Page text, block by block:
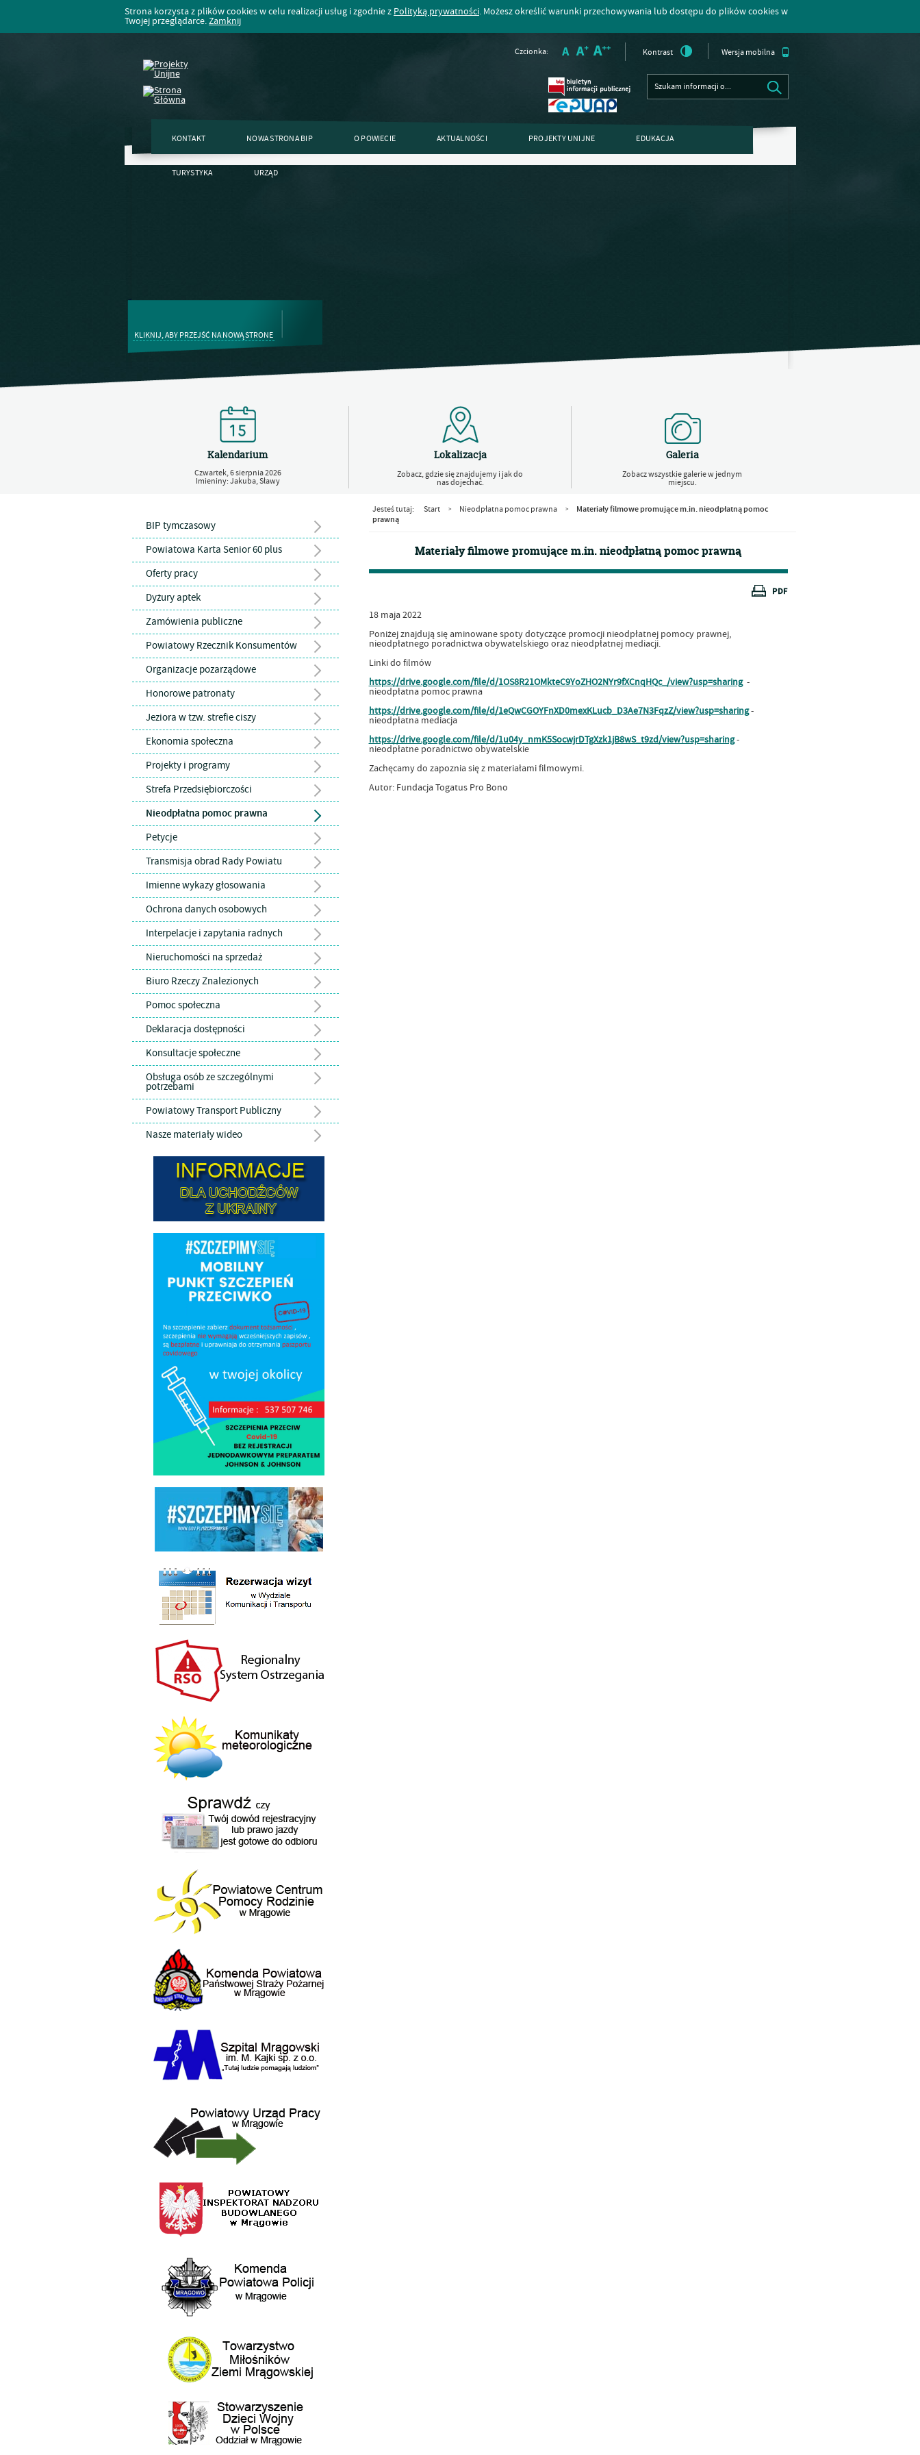
Strona korzysta z plików cookies w celu realizacji usług i zgodnie z Polityką prywatności. Możesz określić warunki przechowywania lub dostępu do plików cookies w
Twojej przeglądarce.Zamknij
Czcionka: Kontrast Wersja mobilna
KONTAKT NOWA STRONA BIP O POWIECIE AKTUALNOŚCI PROJEKTY UNIJNE EDUKACJA
TURYSTYKA URZĄD
KLIKNIJ, ABY PRZEJŚĆ NA NOWĄ STRONE
Kalendarium
Czwartek,6sierpnia2026
Imieniny: Jakuba, Sławy
Lokalizacja
Zobacz, gdzie się znajdujemy i jak do
nas dojechać.
Galeria
Zobacz wszystkie galerie w jednym
miejscu.
BIP tymczasowy
Powiatowa Karta Senior 60 plus
Oferty pracy
Dyżury aptek
Zamówienia publiczne
Powiatowy Rzecznik Konsumentów
Organizacje pozarządowe
Honorowe patronaty
Jeziora w tzw. strefie ciszy
Ekonomia społeczna
Projekty i programy
Strefa Przedsiębiorczości
Nieodpłatna pomoc prawna
Petycje
Transmisja obrad Rady Powiatu
Imienne wykazy głosowania
Ochrona danych osobowych
Interpelacje i zapytania radnych
Nieruchomości na sprzedaż
Biuro Rzeczy Znalezionych
Pomoc społeczna
Deklaracja dostępności
Konsultacje społeczne
Obsługa osób ze szczególnymi
potrzebami
Powiatowy Transport Publiczny
Nasze materiały wideo
Jesteś tutaj: Start > Nieodpłatna pomoc prawna >
Materiały filmowe promujące m.in. nieodpłatną pomoc
prawną
Materiały filmowe promujące m.in. nieodpłatną pomoc prawną
18 maja2022
Poniżej znajdują się aminowane spoty dotyczące promocji nieodpłatnej pomocy prawnej,
nieodpłatnego poradnictwa obywatelskiego oraz nieodpłatnej mediacji.
Linki do filmów
https://drive.google.com/file/d/1OS8R21OMkteC9YoZHO2NYr9fXCnqHQc_/view?usp=sharing -
nieodpłatna pomoc prawna
https://drive.google.com/file/d/1eQwCGOYFnXD0mexKLucb_D3Ae7N3FqzZ/view?usp=sharing-
nieodpłatna mediacja
https://drive.google.com/file/d/1u04y_nmK5SocwjrDTgXzk1jB8wS_t9zd/view?usp=sharing-
nieodpłatne poradnictwo obywatelskie
Zachęcamy do zapoznia się z materiałami filmowymi.
Autor: Fundacja Togatus Pro Bono